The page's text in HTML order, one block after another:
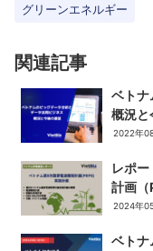
グリーンエネルギー
関連記事
ベトナ
概況と
2022年
レポ
計画（
2024年
ベトナ